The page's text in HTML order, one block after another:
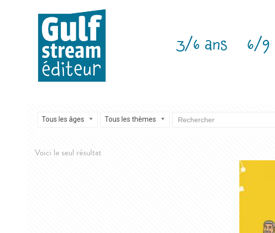
3/6 ans 6/9
Tous les âges Tous les thèmes
Voici le seul résultat